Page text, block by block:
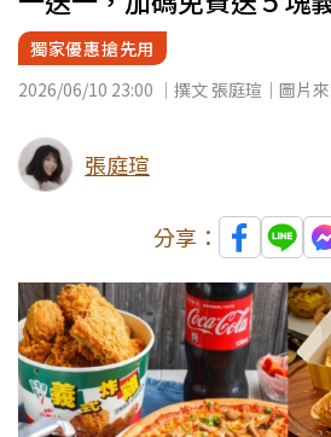
獨家優惠搶先用
2026/06/10 23:00 ｜撰文 張庭瑄｜圖片
張庭瑄
分享：